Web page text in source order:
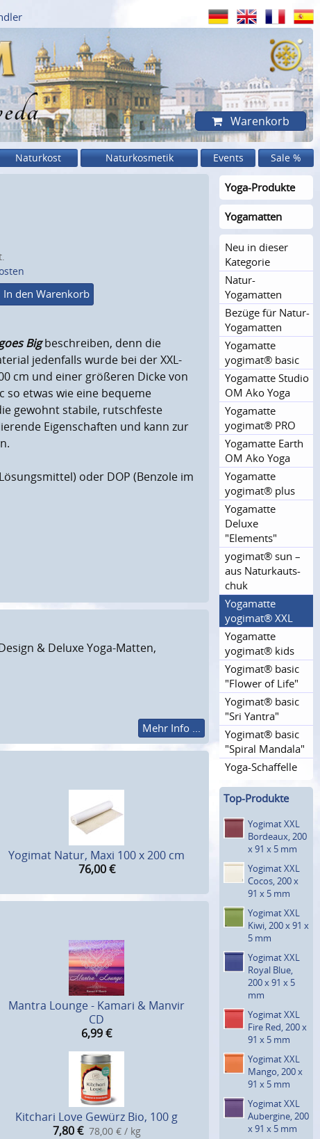
Warenkorb
Naturkost Naturkosmetik Events Sale %
In den Warenkorb
Bigbeschreiben, denn die
jedenfalls wurde bei der XXL-
cm und einer größeren Dicke von
so etwas wie eine bequeme
gewohnt stabile, rutschfeste
Eigenschaften und kann zur
oder DOP (Benzole im
& Deluxe Yoga-Matten,
Mehr Info ...
Yogimat Natur, Maxi 100 x 200 cm
76,00 €
Mantra Lounge - Kamari & Manvir
CD
6,99€
Kitchari Love Gewürz Bio, 100 g
7,80 € 78,00 € / kg
Yoga-Produkte
Yogamatten
Neu in dieser
Kategorie
Natur-
Yogamatten
Bezüge für Natur-
Yogamatten
Yogamatte
yogimat® basic
Yogamatte Studio
OM Ako Yoga
Yogamatte
yogimat® PRO
Yogamatte Earth
OM Ako Yoga
Yogamatte
yogimat® plus
Yogamatte
Deluxe
"Elements"
yogimat® sun –
aus Naturkauts­
chuk
Yogamatte
yogimat® XXL
Yogamatte
yogimat® kids
Yogimat® basic
"Flower of Life"
Yogimat® basic
"Sri Yantra"
Yogimat® basic
"Spiral Mandala"
Yoga-Schaffelle
Top-Produkte
Yogimat XXL
Bordeaux, 200
x 91 x 5 mm
Yogimat XXL
Cocos, 200 x
91 x 5 mm
Yogimat XXL
Kiwi, 200 x 91 x
5 mm
Yogimat XXL
Royal Blue,
200 x 91 x 5
mm
Yogimat XXL
Fire Red, 200 x
91 x 5 mm
Yogimat XXL
Mango, 200 x
91 x 5 mm
Yogimat XXL
Aubergine, 200
x 91 x 5 mm